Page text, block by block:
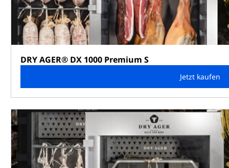
DRY AGER® DX 1000 Premium S
Jetzt kaufen